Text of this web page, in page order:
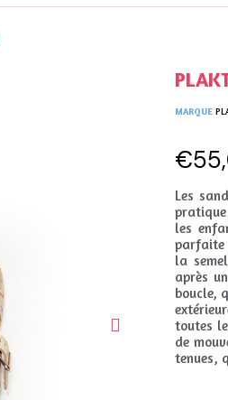
MARQUE
Les
pratique
les
parfaite
la
après
boucle,
toutes
de
tenues,